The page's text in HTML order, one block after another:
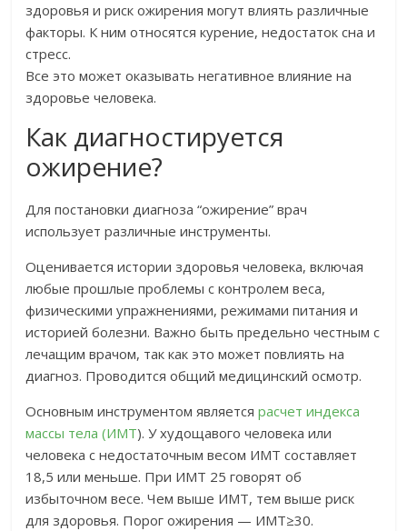
здоровья и риск ожирения могут влиять различные
факторы. К ним относятся курение, недостаток сна и
стресс.
Все это может оказывать негативное влияние на
здоровье человека.
Как диагностируется
ожирение?
Для постановки диагноза “ожирение” врач
использует различные инструменты.
Оценивается истории здоровья человека, включая
любые прошлые проблемы с контролем веса,
физическими упражнениями, режимами питания и
историей болезни. Важно быть предельно честным с
лечащим врачом, так как это может повлиять на
диагноз. Проводится общий медицинский осмотр.
Основным инструментом являетсярасчет индекса
массы тела (ИМТ). У худощавого человека или
человека с недостаточным весом ИМТ составляет
18,5 или меньше. При ИМТ 25 говорят об
избыточном весе. Чем выше ИМТ, тем выше риск
для здоровья. Порог ожирения — ИМТ≥30.